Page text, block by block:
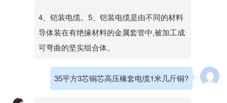
4、铠装电缆。5、铠装电缆是由不同的材料
导体装在有绝缘材料的金属套管中,被加工成
可弯曲的坚实组合体。
35平方3芯铜芯高压橡套电缆1米几斤铜?